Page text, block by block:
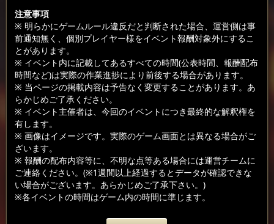
注意事項
※ 明らかにゲームルール違反だと判断された場合、運営側は事
前通知無く、個別プレイヤー様をイベント報酬対象外にするこ
とがあります。
※ イベント内に記載してあるすべての時間(公表時間、報酬配布
時間など)は実際の作業進捗により前後する場合があります。
※ 当ページの掲載内容は予告なく変更することがあります。あ
らかじめご了承ください。
※ イベント主催者は、今回のイベントにつき最終的な解釈権を
有します。
※ 画像はイメージです。実際のゲーム画面とは異なる場合がご
ざいます。
※ 報酬の配布内容等に、不明な点等ある場合には運営チームに
ご連絡ください。(※1週間以上経過するとデータが確認できな
い場合がございます。あらかじめご了承下さい。)
※各イベントの時間はゲーム内の時間に準じます。